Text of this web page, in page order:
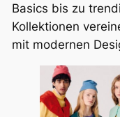
Basics bis zu
Kollektionen
mit modernen